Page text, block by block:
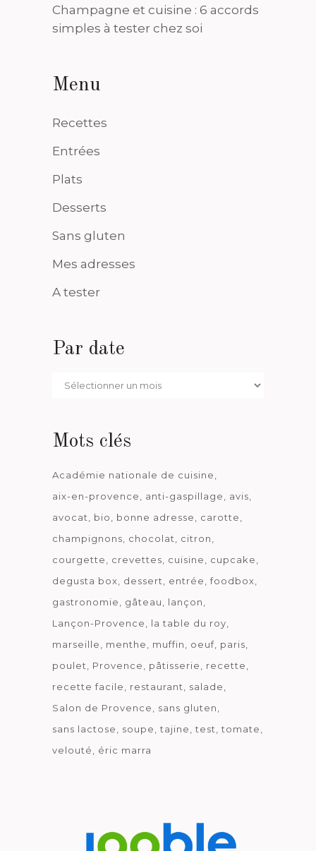
Champagne et cuisine : 6 accords
simples à tester chez soi
Menu
Recettes
Entrées
Plats
Desserts
Sans gluten
Mes adresses
A tester
Par date
Par
Mots clés
Académie nationale de cuisine
aix-en-provence
anti-gaspillage
avis
avocat
bio bonne adresse
carotte
champignons
chocolat
citron
courgette
crevettes cuisine
cupcake
degusta box
dessert entrée
foodbox
gastronomie
gâteau
lançon
Lançon-Provence
la table du roy
marseille
menthe muffin oeuf paris
poulet
Provence pâtisserie
recette
recette facile
restaurant
salade
Salon de Provence
sans gluten
sans lactose
soupe tajine test
tomate
velouté
éric marra